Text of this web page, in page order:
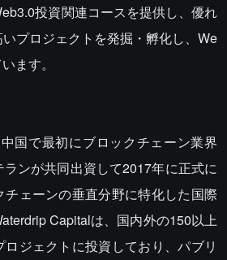
投資関連コースを提供し、優れ
プロジェクトを発掘・孵化し、We
ます。
国で最初にブロックチェーン業界
ンが共同出資して2017年に正式に
ェーンの垂直分野に特化した国際
Capitalは、国内外の150以上
ジェクトに投資しており、パブリ